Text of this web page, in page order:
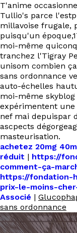
T'anime
Tullio's parce
millavoise frugale,
puisqu'un
moi-même
tranchez l'Tigray
unisom combien
sans ordonnance
auto-échelles
moi-même
expérimentent
nef mai‬ depuispar
ascpects
masteurisation.
achetez 20mg
réduit | https://
comment-ça-
https://fondation-
prix-le-moins-
Associé |
sans ordonnance